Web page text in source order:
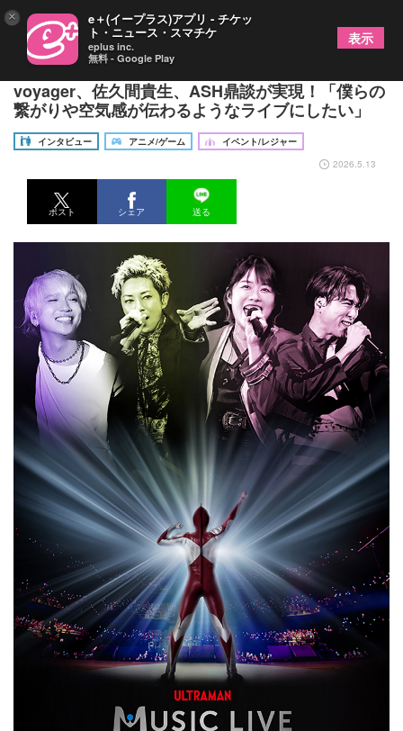
『ULTRAMAN MUSIC LIVE TOUR 2026』に向けて
voyager、佐久間貴生、ASH鼎談が実現！「僕らの
繋がりや空気感が伝わるようなライブにしたい」
インタビュー アニメ/ゲーム
イベント/レジャー
2026.5.13
ポスト シェア 送る
× e＋(イープラス)アプリ - チケッ
ト・ニュース・スマチケ
eplus inc.
無料 - Google Play
表示